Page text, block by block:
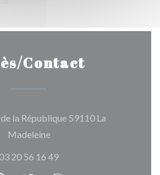
Contact
la République 59110 La
Madeleine((ouvre une nouvelle
03 20 56 16 49